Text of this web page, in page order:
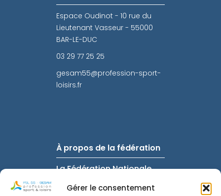
Gérer le consentement
Espace Oudinot - 10 rue du
Lieutenant Vasseur - 55000
BAR-LE-DUC
03 29 77 25 25
gesam55@profession-sport-
loisirs.fr
À propos de la fédération
La Fédération Nationale
FAQ